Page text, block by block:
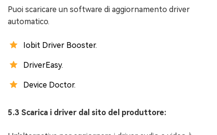
Puoi scaricare un software di aggiornamento driver
automatico.
Iobit Driver Booster.
DriverEasy.
Device Doctor.
5.3 Scarica i driver dal sito del produttore: